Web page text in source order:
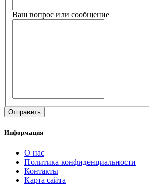
Ваш вопрос или сообщение
Информация
О нас
Политика конфиденциальности
Контакты
Карта сайта